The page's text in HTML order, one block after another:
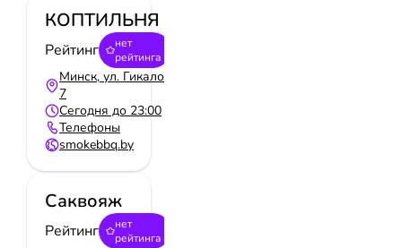
КОПТИЛЬНЯ
Рейтинг
нет
рейтинга
Минск, ул. Гикало
7
Сегодня до 23:00
Телефоны
smokebbq.by
Саквояж
Рейтинг
нет
рейтинга